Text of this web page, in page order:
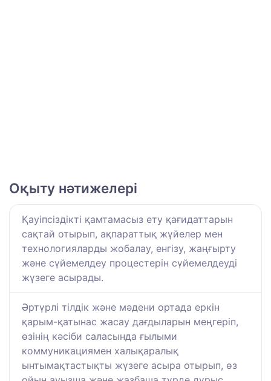
Оқыту нәтижелері
Қауіпсіздікті қамтамасыз ету қағидаттарын
сақтай отырып, ақпараттық жүйелер мен
технологияларды жобалау, енгізу, жаңғырту
және сүйемелдеу процестерін сүйемелдеуді
жүзеге асырады.
Әртүрлі тілдік және мәдени ортада еркін
қарым-қатынас жасау дағдыларын меңгеріп,
өзінің кәсіби саласында ғылыми
коммуникациямен халықаралық
ынтымақтастықты жүзеге асыра отырып, өз